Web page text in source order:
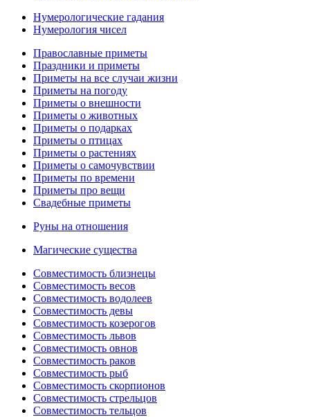
Нумерологические гадания
Нумерология чисел
Православные приметы
Праздники и приметы
Приметы на все случаи жизни
Приметы на погоду
Приметы о внешности
Приметы о животных
Приметы о подарках
Приметы о птицах
Приметы о растениях
Приметы о самочувствии
Приметы по времени
Приметы про вещи
Свадебные приметы
Руны на отношения
Магические существа
Совместимость близнецы
Совместимость весов
Совместимость водолеев
Совместимость девы
Совместимость козерогов
Совместимость львов
Совместимость овнов
Совместимость раков
Совместимость рыб
Совместимость скорпионов
Совместимость стрельцов
Совместимость тельцов